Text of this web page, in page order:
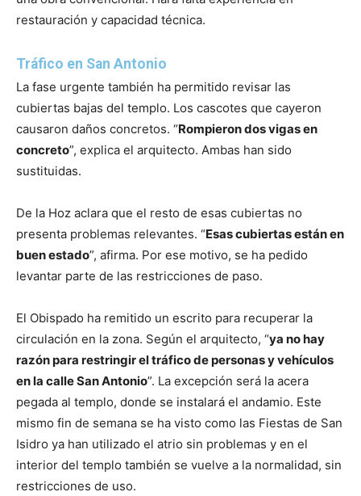
restauración y capacidad técnica.
Tráfico en San Antonio
La fase urgente también ha permitido revisar las
cubiertas bajas del templo. Los cascotes que cayeron
causaron daños concretos. “Rompieron dos vigas en
concreto”, explica el arquitecto. Ambas han sido
sustituidas.
De la Hoz aclara que el resto de esas cubiertas no
presenta problemas relevantes. “Esas cubiertas están en
buen estado”, afirma. Por ese motivo, se ha pedido
levantar parte de las restricciones de paso.
El Obispado ha remitido un escrito para recuperar la
circulación en la zona. Según el arquitecto, “ya no hay
razón para restringir el tráfico de personas y vehículos
en la calle San Antonio”. La excepción será la acera
pegada al templo, donde se instalará el andamio. Este
mismo fin de semana se ha visto como las Fiestas de San
Isidro ya han utilizado el atrio sin problemas y en el
interior del templo también se vuelve a la normalidad, sin
restricciones de uso.